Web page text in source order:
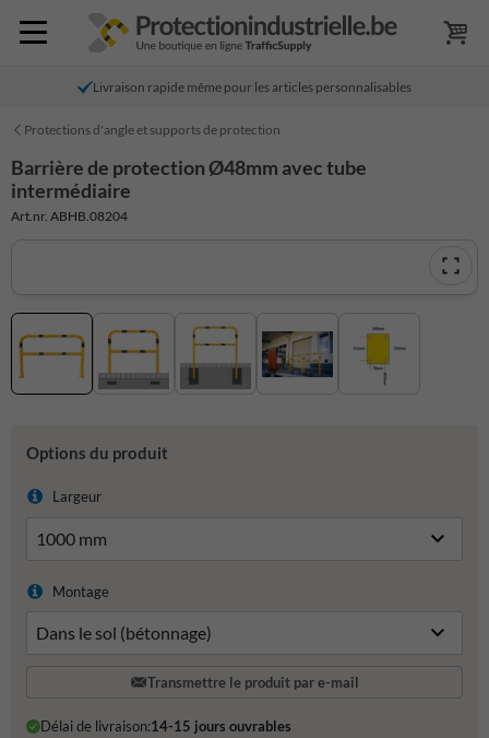
Livraison rapide même pour les articles personnalisables
Protections d'angle et supports de protection
Barrière de protection Ø48mm avec tube
intermédiaire
Art.nr. ABHB.08204
Options du produit
Largeur
Montage
Transmettre le produit par e-mail
Délai de livraison:14-15 jours ouvrables